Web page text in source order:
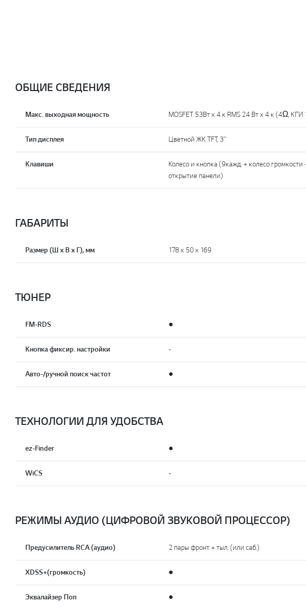
ОБЩИЕ СВЕДЕНИЯ
Макс. выходная мощность MOSFET 53Вт x 4 к RMS 24 Вт x 4 к (4Ω, КГИ
Тип дисплея Цветной ЖК TFT, 3''
Клавиши
Колесо и кнопка (9кажд. + колесо громкости
открытие панели)
ГАБАРИТЫ
Размер (Ш x В x Г), мм 178 х 50 х 169
ТЮНЕР
FM-RDS ●
Кнопка фиксир. настройки -
Авто-/ручной поиск частот ●
ТЕХНОЛОГИИ ДЛЯ УДОБСТВА
ez-Finder ●
WiCS -
РЕЖИМЫ АУДИО (ЦИФРОВОЙ ЗВУКОВОЙ ПРОЦЕССОР)
Предусилитель RCA (аудио) 2 пары фронт. + тыл. (или саб.)
XDSS+(громкость) ●
Эквалайзер Поп ●